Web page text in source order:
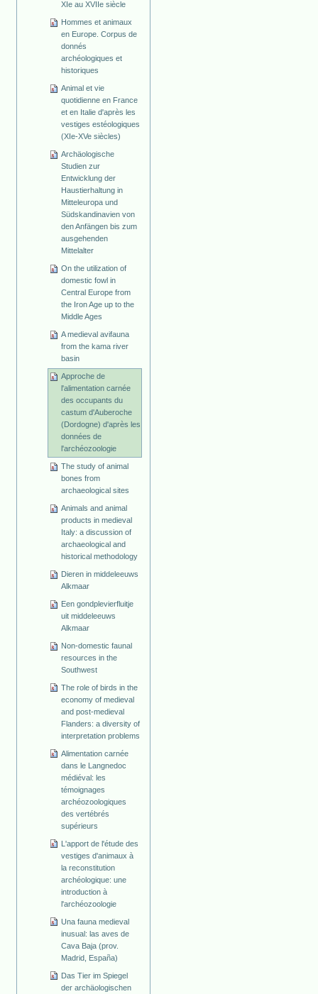
XIe au XVIIe siècle
Hommes et animaux
en Europe. Corpus de
donnés
archéologiques et
historiques
Animal et vie
quotidienne en France
et en Italie d'après les
vestiges estéologiques
(XIe-XVe siècles)
Archäologische
Studien zur
Entwicklung der
Haustierhaltung in
Mitteleuropa und
Südskandinavien von
den Anfängen bis zum
ausgehenden
Mittelalter
On the utilization of
domestic fowl in
Central Europe from
the Iron Age up to the
Middle Ages
A medieval avifauna
from the kama river
basin
Approche de
l'alimentation carnée
des occupants du
castum d'Auberoche
(Dordogne) d'après les
données de
l'archéozoologie
The study of animal
bones from
archaeological sites
Animals and animal
products in medieval
Italy: a discussion of
archaeological and
historical methodology
Dieren in middeleeuws
Alkmaar
Een gondplevierfluitje
uit middeleeuws
Alkmaar
Non-domestic faunal
resources in the
Southwest
The role of birds in the
economy of medieval
and post-medieval
Flanders: a diversity of
interpretation problems
Alimentation carnée
dans le Langnedoc
médiéval: les
témoignages
archéozoologiques
des vertébrés
supérieurs
L'apport de l'étude des
vestiges d'animaux à
la reconstitution
archéologique: une
introduction à
l'archéozoologie
Una fauna medieval
inusual: las aves de
Cava Baja (prov.
Madrid, España)
Das Tier im Spiegel
der archäologischen